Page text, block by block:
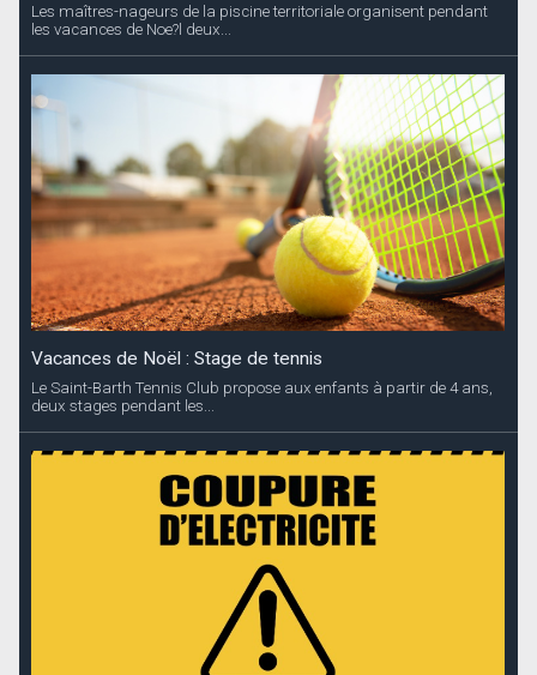
Les maîtres-nageurs de la piscine territoriale organisent pendant
les vacances de Noe?l deux...
Vacances de Noël : Stage de tennis
Le Saint-Barth Tennis Club propose aux enfants à partir de 4 ans,
deux stages pendant les...